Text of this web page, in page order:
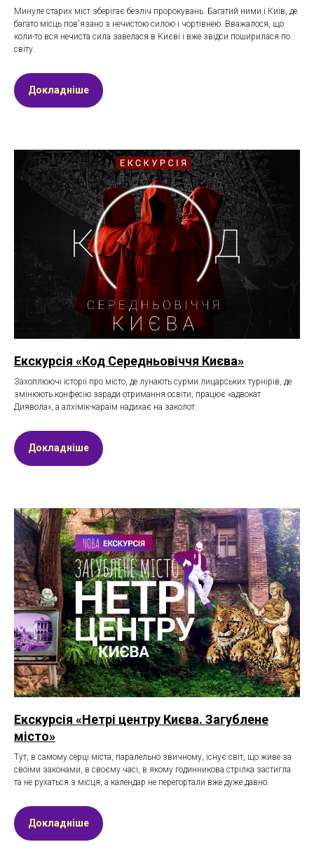
Минуле старих міст зберігає безліч пророкувань. Багатий ними і Київ, де
багато місць пов'язано з нечистою силою і чортівнею. Вважалося, що
коли-то вся нечиста сила завелася в Києві і вже звідси поширилася по
світу.
Докладніше
Екскурсія «Код Середньовіччя Києва»
Захоплюючі історії про місто, де лунають сурми лицарських турнірів, де
змінюють конфесію заради отримання освіти, працює «адвокат
Диявола», а алхімік-караїм надихає на заколот.
Докладніше
Екскурсія «Нетрі центру Києва. Загублене
місто»
Тут, в самому серці міста, паралельно звичному, існує світ, що живе за
своїми законами, в своєму часі, в якому годинникова стрілка застигла
та не рухаться з місця, а календар не перегортали вже дуже давно.
Докладніше